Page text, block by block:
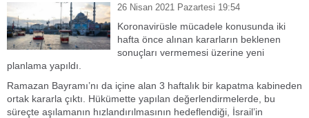
26 Nisan 2021 Pazartesi 19:54
Koronavirüsle mücadele konusunda iki
hafta önce alınan kararların beklenen
sonuçları vermemesi üzerine yeni
planlama yapıldı.
Ramazan Bayramı’nı da içine alan 3 haftalık bir kapatma kabineden
ortak kararla çıktı. Hükümette yapılan değerlendirmelerde, bu
süreçte aşılamanın hızlandırılmasının hedeflendiği, İsrail’in